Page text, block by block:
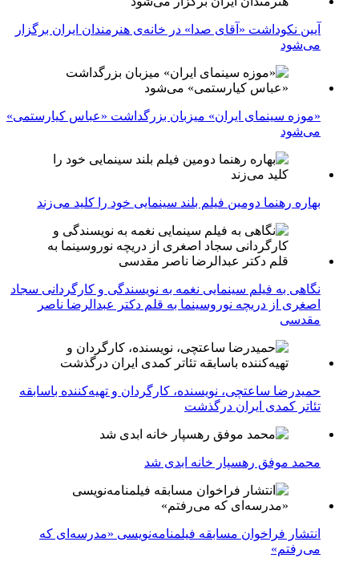
آیین نکوداشت «آقای صدا» در خانه‌ی هنرمندان ایران برگزار
می‌شود
«موزه سینمای ایران» میزبان بزرگداشت «عباس کیارستمی»
می‌شود
بهاره رهنما دومین فیلم بلند سینمایی خود را کلید می‌زند
نگاهی به فیلم سینمایی نغمه به نویسندگی و کارگردانی سجاد
اصغری از دریچه نوروسینما به قلم دکتر عبدالرضا ناصر
مقدسی
حمیدرضا ساعتچی، نویسنده، کارگردان و تهیه‌کننده باسابقه
تئاتر کمدی ایران درگذشت
محمد موفق رهسپار خانه ابدی شد
انتشار فراخوان مسابقه فیلمنامه‌نویسی «مدرسه‌ای که
می‌رفتم»